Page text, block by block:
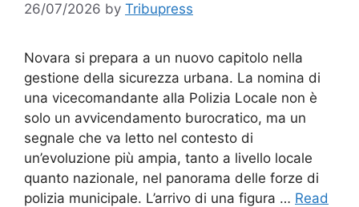
26/07/2026 by Tribupress
Novara si prepara a un nuovo capitolo nella
gestione della sicurezza urbana. La nomina di
una vicecomandante alla Polizia Locale non è
solo un avvicendamento burocratico, ma un
segnale che va letto nel contesto di
un’evoluzione più ampia, tanto a livello locale
quanto nazionale, nel panorama delle forze di
polizia municipale. L’arrivo di una figura … Read